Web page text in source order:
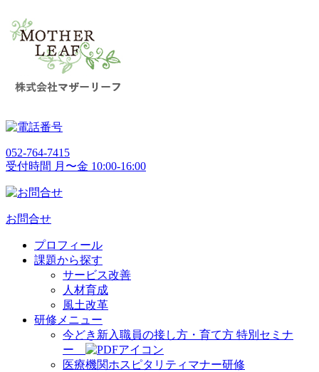
052-764-7415
受付時間 月〜金 10:00-16:00
お問合せ
プロフィール
課題から探す
サービス改善
人材育成
風土改革
研修メニュー
今どき新入職員の接し方・育て方 特別セミナ
ー
医療機関ホスピタリティマナー研修